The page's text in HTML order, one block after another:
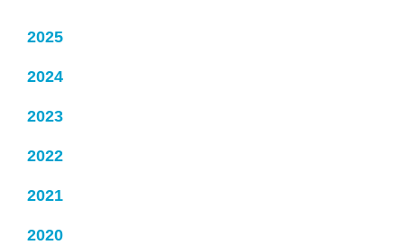
2025
2024
2023
2022
2021
2020